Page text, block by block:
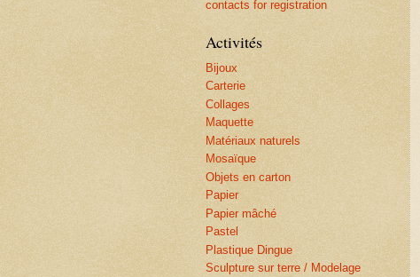
contacts for registration
Activités
Bijoux
Carterie
Collages
Maquette
Matériaux naturels
Mosaïque
Objets en carton
Papier
Papier mâché
Pastel
Plastique Dingue
Sculpture sur terre / Modelage